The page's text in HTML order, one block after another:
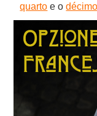
quarto e o